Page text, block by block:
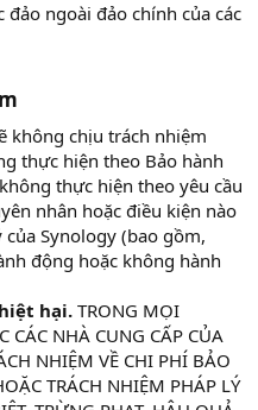
ngoài đảo chính của các
không chịu trách nhiệm
thực hiện theo Bảo hành
thực hiện theo yêu cầu
nhân hoặc điều kiện nào
Synology (bao gồm,
động hoặc không hành
hại. TRONG MỌI
CÁC NHÀ CUNG CẤP CỦA
NHIỆM VỀ CHI PHÍ BẢO
TRÁCH NHIỆM PHÁP LÝ